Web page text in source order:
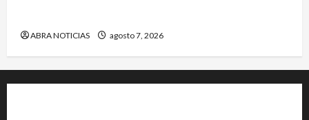
ABRA NOTICIAS agosto 7, 2026